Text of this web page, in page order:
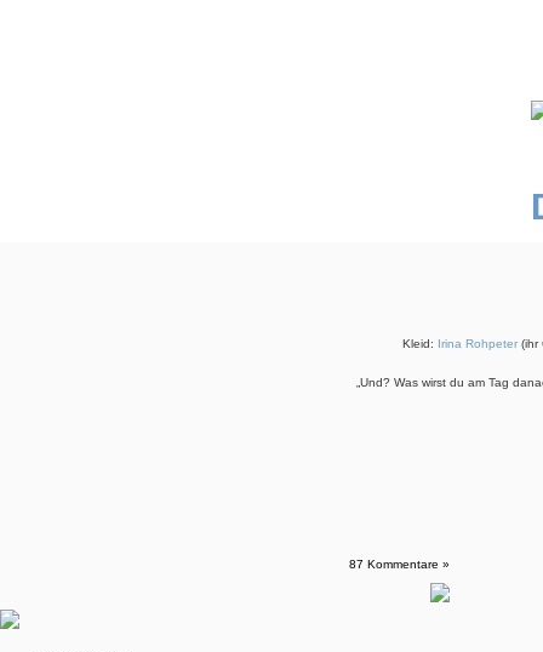
Kleid: Irina Rohpeter (ihr
„Und? Was wirst du am Tag
87 Kommentare »